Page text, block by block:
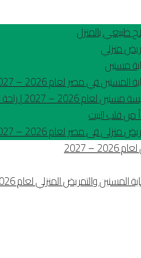
طبيعي بالمنزل
منزلي
مسنين
المسنين في مصر لعام 2026 – 2027
جليسة مسنين
من قلب البيت
منزلى فى مصر لعام 2026 – 2027
– 2027